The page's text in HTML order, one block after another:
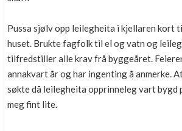
Pussa sjølv opp leilegheita i kjellaren kort
huset. Brukte fagfolk til el og vatn og
tilfredstiller alle krav frå byggeåret.
annakvart år og har ingenting å anmerke.
søkte då leilegheita opprinneleg vart bygd
meg fint lite.